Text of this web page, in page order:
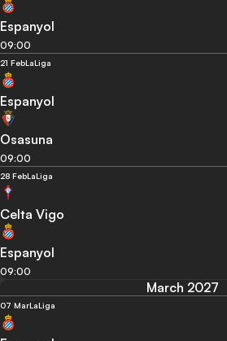
Espanyol
09:00
21 FebLaLiga
Espanyol
Osasuna
09:00
28 FebLaLiga
Celta Vigo
Espanyol
09:00
March 2027
07 MarLaLiga